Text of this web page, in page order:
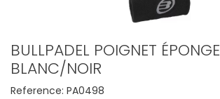
BULLPADEL POIGNET ÉPONGE
BLANC/NOIR
Reference: PA0498